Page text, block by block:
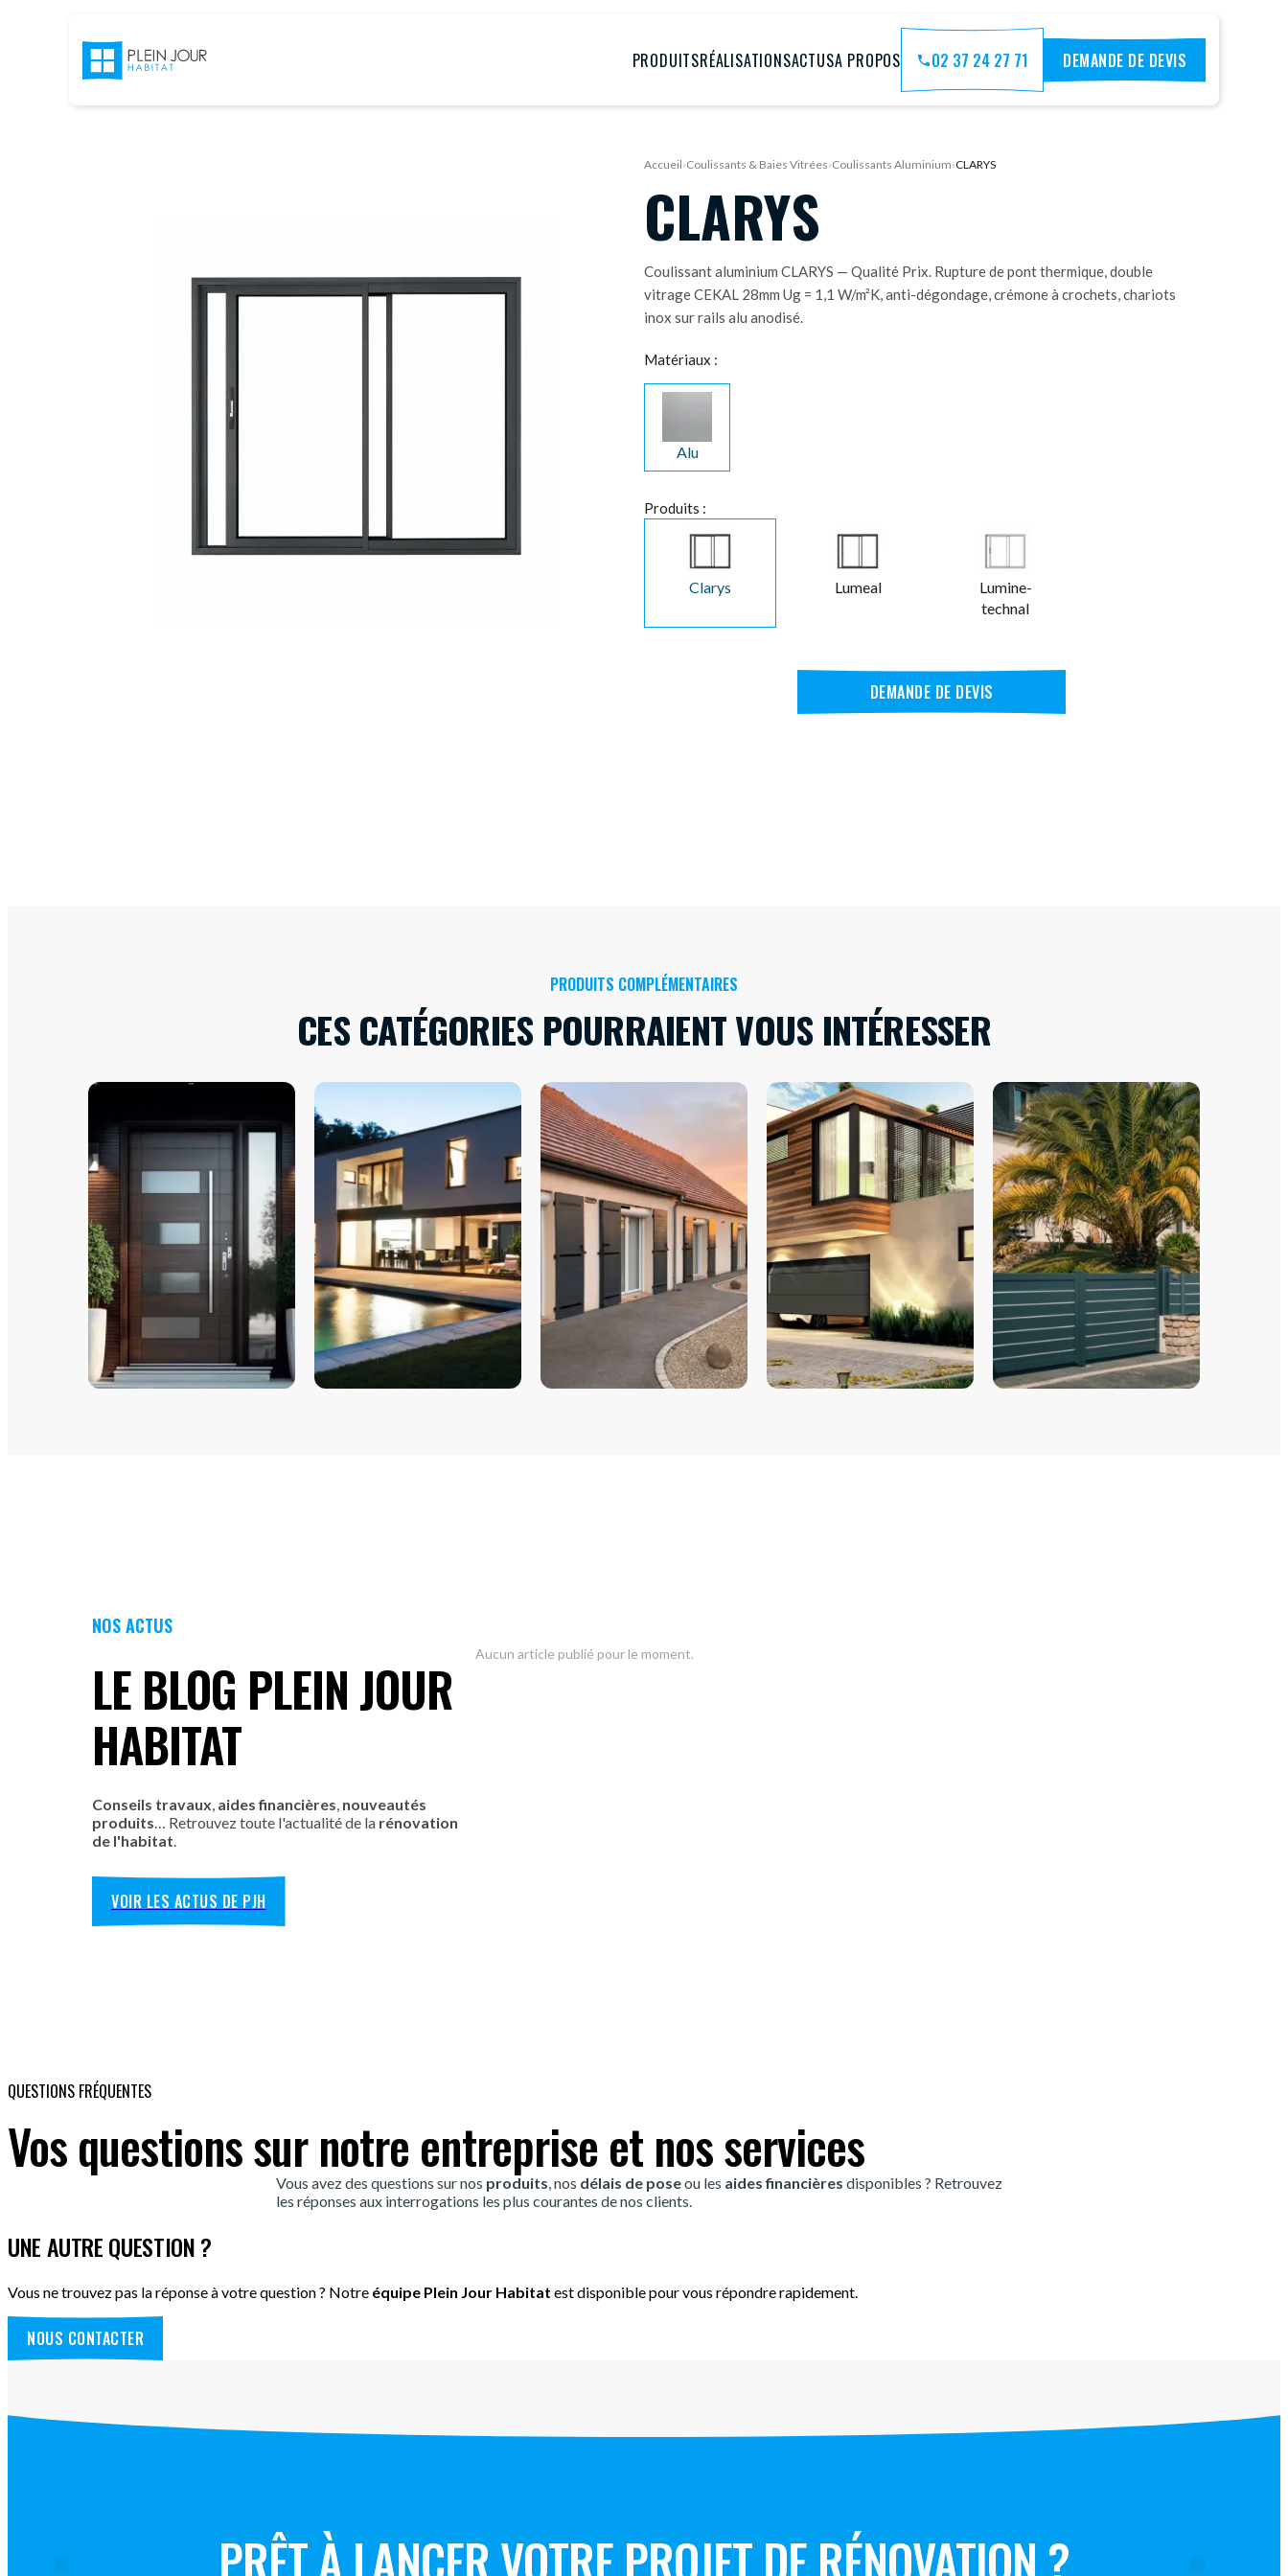
PRODUITSRÉALISATIONSACTUSA PROPOS 02 37 24 27 71 DEMANDE DE DEVIS
Accueil›Coulissants & Baies Vitrées›Coulissants Aluminium›CLARYS
CLARYS
Coulissant aluminium CLARYS — Qualité Prix. Rupture de pont thermique, double
vitrage CEKAL 28mm Ug = 1,1 W/m²K, anti-dégondage, crémone à crochets, chariots
inox sur rails alu anodisé.
Matériaux :
Alu
Produits :
Clarys Lumeal
Lumine-
technal
DEMANDE DE DEVIS
PRODUITS COMPLÉMENTAIRES
CES CATÉGORIES POURRAIENT VOUS INTÉRESSER
NOS ACTUS
LE BLOG PLEIN JOUR
HABITAT
Conseils travaux, aides financières, nouveautés
produits… Retrouvez toute l'actualité de la rénovation
de l'habitat.
VOIR LES ACTUS DE PJH
Aucun article publié pour le moment.
QUESTIONS FRÉQUENTES
Vos questions sur notre entreprise et nos services
Vous avez des questions sur nos produits, nos délais de poseou les aides financières disponibles ? Retrouvez
les réponses aux interrogations les plus courantes de nos clients.
UNE AUTRE QUESTION ?
Vous ne trouvez pas la réponse à votre question ? Notre équipe Plein Jour Habitat est disponible pour vous répondre rapidement.
NOUS CONTACTER
PRÊT À LANCER VOTRE PROJET DE RÉNOVATION ?